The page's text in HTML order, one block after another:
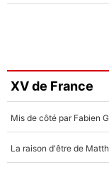
XV de France